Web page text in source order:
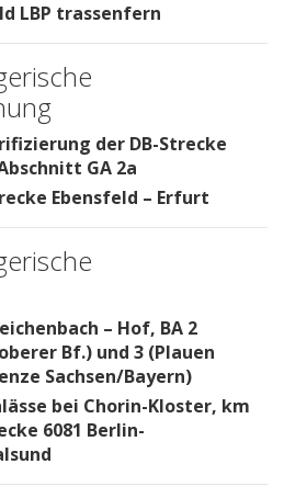
LBP trassenfern
der DB-Strecke
GA 2a
Ebensfeld – Erfurt
– Hof, BA 2
Bf.) und 3 (Plauen
Sachsen/Bayern)
bei Chorin-Kloster, km
6081 Berlin-